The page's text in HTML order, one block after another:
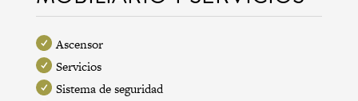
Ascensor
Servicios
Sistema de seguridad